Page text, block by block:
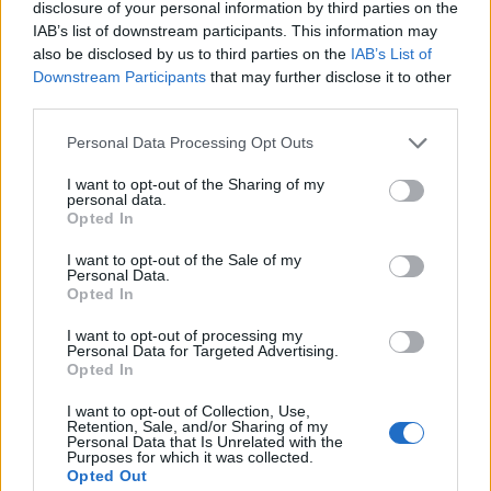
disclosure of your personal information by third parties on the
IAB’s list of downstream participants. This information may
also be disclosed by us to third parties on the IAB’s List of
Downstream Participants that may further disclose it to other
Personal Data Processing Opt Outs
I want to opt-out of the Sharing of my
personal data.
Opted In
I want to opt-out of the Sale of my
Personal Data.
Opted In
I want to opt-out of processing my
Personal Data for Targeted Advertising.
Opted In
I want to opt-out of Collection, Use,
Retention, Sale, and/or Sharing of my
Personal Data that Is Unrelated with the
Purposes for which it was collected.
Opted Out
στο 93 % της συνολικής προσφοράς ενέργειας,
καθιστώντας την εξωτερική θέση της Ελλάδας
βιώσιμη ανάπτυξη
για να αυξηθεί το βιοτικό
επίπεδο με παράλληλη μείωση του χρέους.
Η συνέχιση των προσπαθειών, προσθέτει, για τη
βελτίωση του ρυθμιστικού πλαισίου για τις
επιχειρήσεις, η άρση των περιορισμών στην
παροχή υπηρεσιών από ελεύθερους επαγγελματίες
αγοράς εργασίας προς την υψηλής ποιότητας
εκπαίδευση και συμβουλευτικές υπηρεσίες θα